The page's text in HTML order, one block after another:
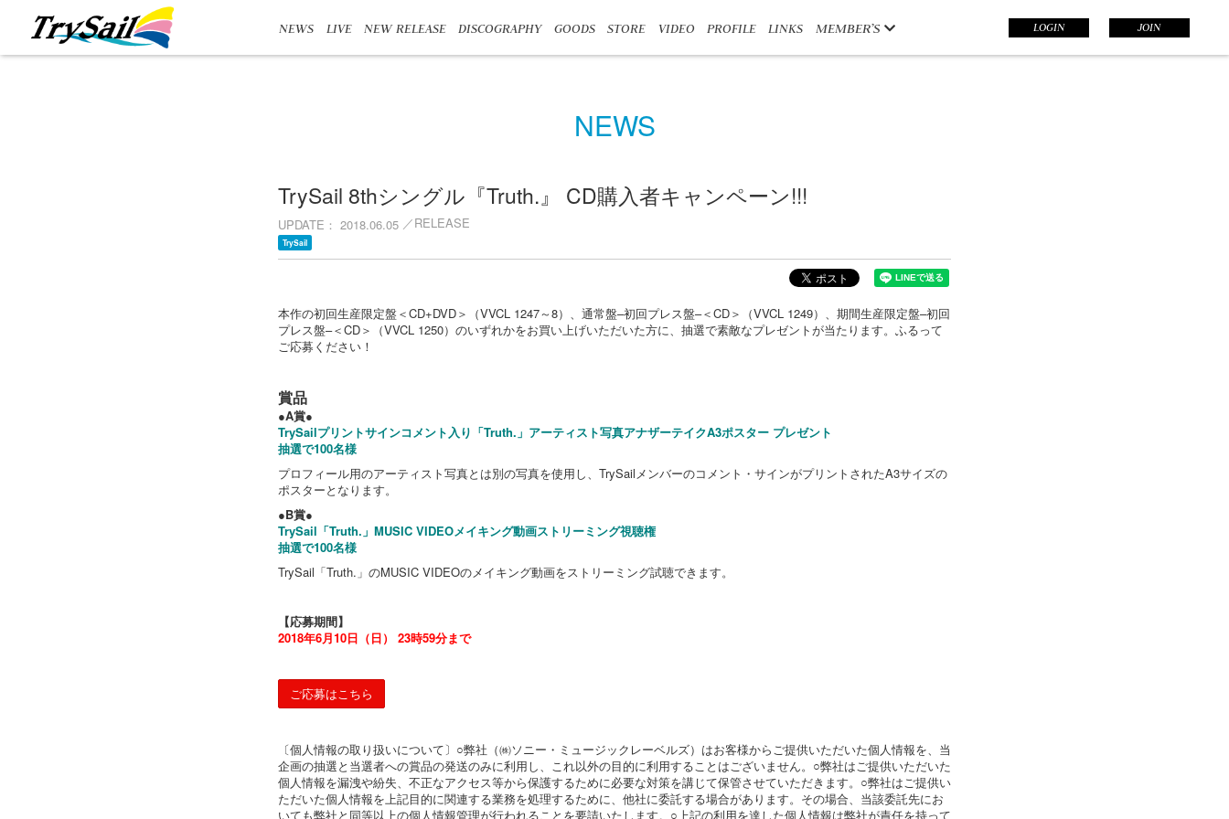
NEWS LIVE NEW RELEASE DISCOGRAPHY GOODS STORE VIDEO PROFILE LINKS MEMBER’S LOGIN JOIN
NEWS
TrySail 8thシングル『Truth.』 CD購入者キャンペーン!!!
UPDATE 2018.06.05 RELEASE
TrySail
本作の初回生産限定盤＜CD+DVD＞（VVCL 1247～8）、通常盤–初回プレス盤–＜CD＞（VVCL 1249）、期間生産限定盤–初回
プレス盤–＜CD＞（VVCL 1250）のいずれかをお買い上げいただいた方に、抽選で素敵なプレゼントが当たります。ふるって
ご応募ください！
賞品
●A賞●
TrySailプリントサインコメント入り「Truth.」アーティスト写真アナザーテイクA3ポスター プレゼント
抽選で100名様
プロフィール用のアーティスト写真とは別の写真を使用し、TrySailメンバーのコメント・サインがプリントされたA3サイズの
ポスターとなります。
●B賞●
TrySail「Truth.」MUSIC VIDEOメイキング動画ストリーミング視聴権
抽選で100名様
TrySail「Truth.」のMUSIC VIDEOのメイキング動画をストリーミング試聴できます。
【応募期間】
2018年6月10日（日） 23時59分まで
ご応募はこちら
〔個人情報の取り扱いについて〕○弊社（㈱ソニー・ミュージックレーベルズ）はお客様からご提供いただいた個人情報を、当
企画の抽選と当選者への賞品の発送のみに利用し、これ以外の目的に利用することはございません。○弊社はご提供いただいた
個人情報を漏洩や紛失、不正なアクセス等から保護するために必要な対策を講じて保管させていただきます。○弊社はご提供い
ただいた個人情報を上記目的に関連する業務を処理するために、他社に委託する場合があります。その場合、当該委託先にお
いても弊社と同等以上の個人情報管理が行われることを要請いたします。○上記の利用を達した個人情報は弊社が責任を持って